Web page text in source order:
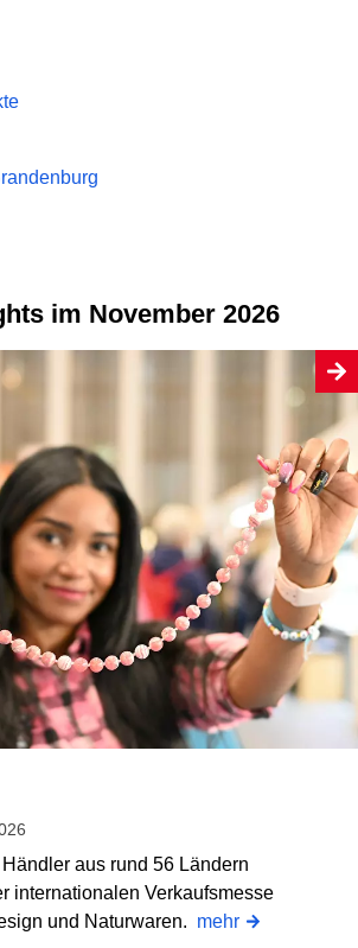
im November 2026
aus rund 56 Ländern
internationalen Verkaufsmesse
und Naturwaren. mehr